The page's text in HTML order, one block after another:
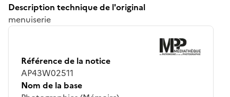
Description technique de l'original
menuiserie
Référence de la notice
AP43W02511
Nom de la base